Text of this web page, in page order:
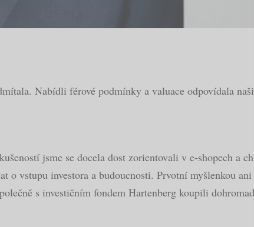
Nabídli férové podmínky a valuace odpovídala
jsme se docela dost zorientovali v e-shopech a
o vstupu investora a budoucnosti. Prvotní myšlenkou
s investičním fondem Hartenberg koupili